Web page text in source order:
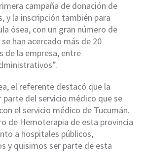
campaña de donación de
y la inscripción también para
ósea, con un gran número de
han acercado más de 20
de la empresa, entre
el referente destacó que la
parte del servicio médico que se
el servicio médico de Tucumán.
de Hemoterapia de esta provincia
a hospitales públicos,
y quisimos ser parte de esta